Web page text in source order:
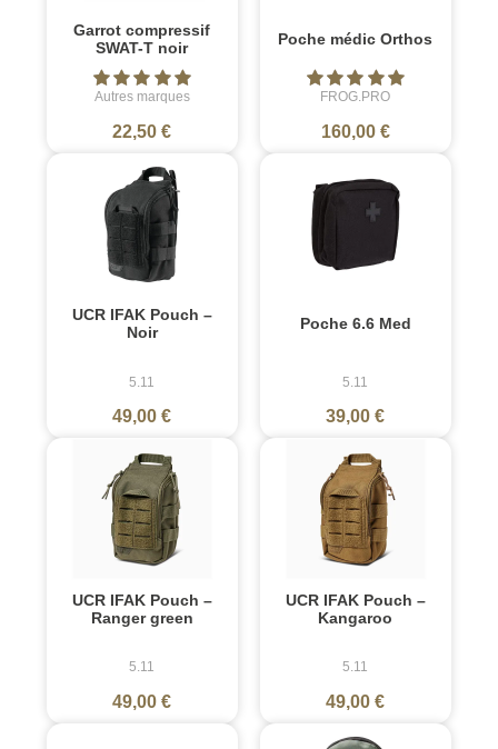
Garrot compressif
SWAT-T noir
Autres marques
22,50 €
Poche médic Orthos
FROG.PRO
160,00 €
UCR IFAK Pouch –
Noir
5.11
49,00 €
Poche 6.6 Med
5.11
39,00 €
UCR IFAK Pouch –
Ranger green
5.11
49,00 €
UCR IFAK Pouch –
Kangaroo
5.11
49,00 €